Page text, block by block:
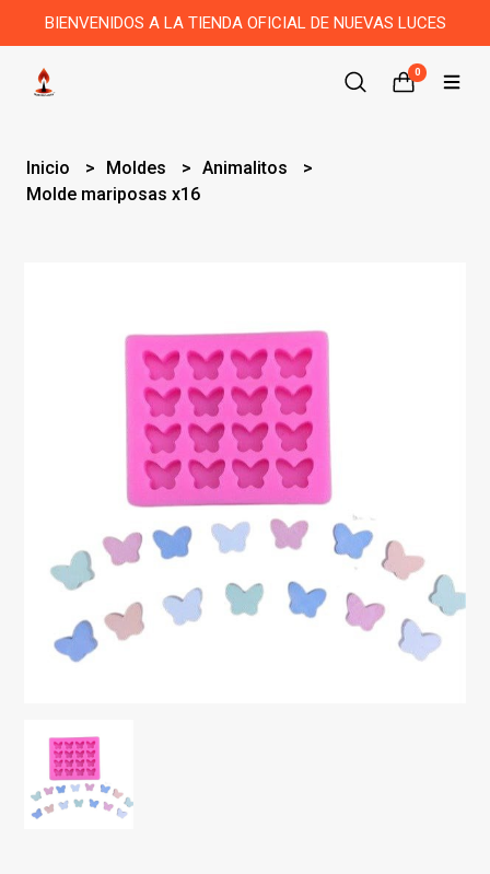
BIENVENIDOS A LA TIENDA OFICIAL DE NUEVAS LUCES
0
Inicio Moldes
Animalitos
Molde mariposas x16